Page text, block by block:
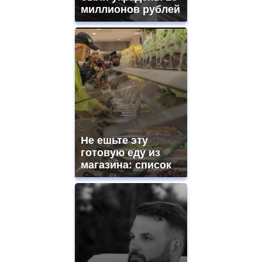
миллионов рублей
Не ешьте эту
готовую еду из
магазина: список